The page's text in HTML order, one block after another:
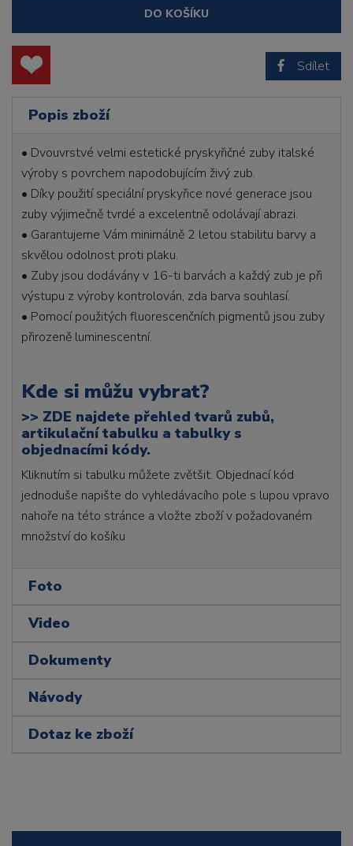
DO KOŠÍKU
Sdílet
Popis zboží
• Dvouvrstvé velmi estetické pryskyřičné zuby italské
výroby s povrchem napodobujícím živý zub.
• Díky použití speciální pryskyřice nové generace jsou
zuby výjimečně tvrdé a excelentně odolávají abrazi.
• Garantujeme Vám minimálně 2 letou stabilitu barvy a
skvělou odolnost proti plaku.
• Zuby jsou dodávány v 16-ti barvách a každý zub je při
výstupu z výroby kontrolován, zda barva souhlasí.
• Pomocí použitých fluorescenčních pigmentů jsou zuby
přirozeně luminescentní.
Kde si můžu vybrat?
>> ZDE najdete přehled tvarů zubů,
artikulační tabulku a tabulky s
objednacími kódy.
Kliknutím si tabulku můžete zvětšit. Objednací kód
jednoduše napište do vyhledávacího pole s lupou vpravo
nahoře na této stránce a vložte zboží v požadovaném
množství do košíku
Foto
Video
Dokumenty
Návody
Dotaz ke zboží